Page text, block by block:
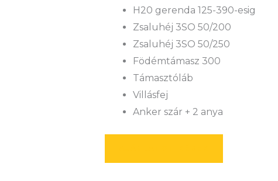
H20 gerenda 125-390-esig
Zsaluhéj 3SO 50/200
Zsaluhéj 3SO 50/250
Födémtámasz 300
Támasztóláb
Villásfej
Anker szár + 2 anya